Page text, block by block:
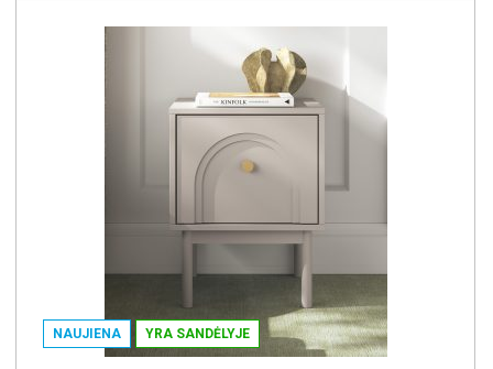
NAUJIENA YRA SANDĖLYJE